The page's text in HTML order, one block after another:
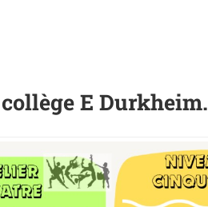
E Durkheim.